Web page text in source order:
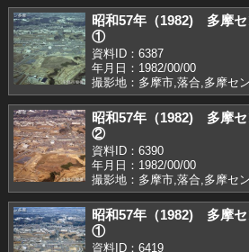
昭和57年（1982) 多摩セ
①
資料ID：6387
年月日：1982/00/00
撮影地：多摩市,落合,多摩セ
昭和57年（1982) 多摩セ
②
資料ID：6390
年月日：1982/00/00
撮影地：多摩市,落合,多摩セ
昭和57年（1982) 多摩セ
①
資料ID：6419